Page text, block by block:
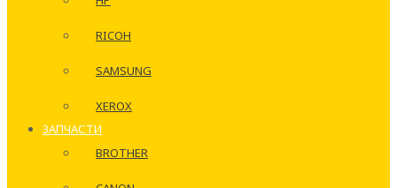
RICOH
SAMSUNG
XEROX
ЗАПЧАСТИ
BROTHER